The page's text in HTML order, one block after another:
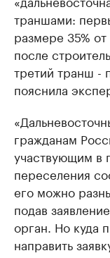
траншами:
размере 35%
после
третий транш -
пояснила
гражданам
участвующим в
переселения
его можно
подав
орган. Но куда
направить